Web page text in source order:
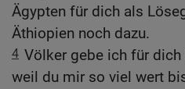
Ägypten für dich als
Äthiopien noch dazu.
4 Völker gebe ich für dich
weil du mir so viel wert